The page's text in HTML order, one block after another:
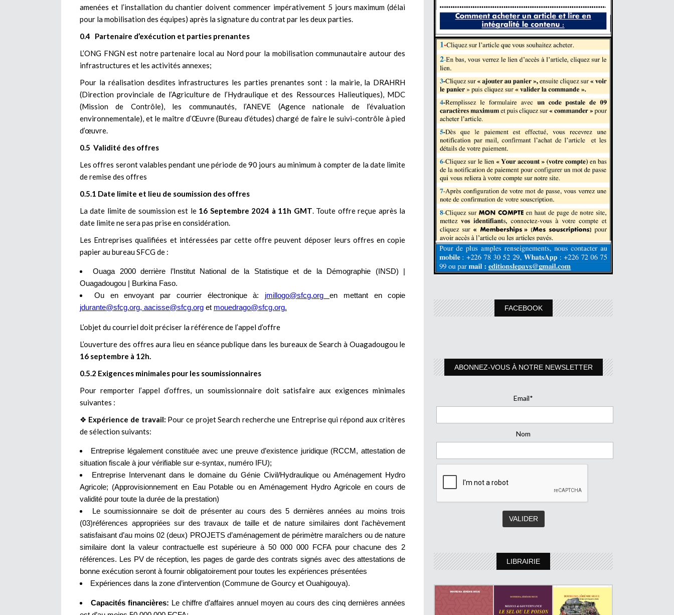
amenées et l’installation du chantier doivent commencer impérativement 5 jours maximum (délai
pour la mobilisation des équipes) après la signature du contrat par les deux parties.
0.4 Partenaire d’exécution et parties prenantes
L’ONG FNGN est notre partenaire local au Nord pour la mobilisation communautaire autour des
infrastructures et les activités annexes;
Pour la réalisation desdites infrastructures les parties prenantes sont : la mairie, la DRAHRH
(Direction provinciale de l’Agriculture de l’Hydraulique et des Ressources Halieutiques), MDC
(Mission de Contrôle), les communautés, l’ANEVE (Agence nationale de l’évaluation
environnementale), et le maître d’Œuvre (Bureau d’études) chargé de faire le suivi-contrôle à pied
d’œuvre.
0.5 Validité des offres
Les offres seront valables pendant une période de 90 jours au minimum à compter de la date limite
de remise des offres
0.5.1 Date limite et lieu de soumission des offres
La date limite de soumission est le 16 Septembre 2024 à 11h GMT. Toute offre reçue après la
date limite ne sera pas prise en considération.
Les Entreprises qualifiées et intéressées par cette offre peuvent déposer leurs offres en copie
papier au bureau SFCG de :
Ouaga 2000 derrière l’Institut National de la Statistique et de la Démographie (INSD) |
Ouagadougou | Burkina Faso.
Ou en envoyant par courrier électronique à: jmillogo@sfcg.org
en mettant en copie
jdurante@sfcg.org, aacisse@sfcg.org et mouedrago@sfcg.org.
L’objet du courriel doit préciser la référence de l’appel d’offre
L’ouverture des offres aura lieu en séance publique dans les bureaux de Search à Ouagadougou le
16 septembre à 12h.
0.5.2 Exigences minimales pour les soumissionnaires
Pour remporter l’appel d’offres, un soumissionnaire doit satisfaire aux exigences minimales
suivantes :
❖ Expérience de travail: Pour ce projet Search recherche une Entreprise qui répond aux critères
de sélection suivants:
Entreprise légalement constituée avec une preuve d’existence juridique (RCCM, attestation de
situation fiscale à jour vérifiable sur e-syntax, numéro IFU);
Entreprise Intervenant dans le domaine du Génie Civil/Hydraulique ou Aménagement Hydro
Agricole; (Approvisionnement en Eau Potable ou en Aménagement Hydro Agricole en cours de
validité pour toute la durée de la prestation)
Le soumissionnaire se doit de présenter au cours des 5 dernières années au moins trois
(03)références appropriées sur des travaux de taille et de nature similaires dont l’achèvement
satisfaisant d’au moins 02 (deux) PROJETS d’aménagement de périmètre maraîchers ou de nature
similaire dont la valeur contractuelle est supérieure à 50 000 000 FCFA pour chacune des 2
références. Les PV de réception, les pages de garde des contrats signés avec des attestations de
bonne exécution seront à fournir obligatoirement pour toutes les expériences présentées
Expériences dans la zone d’intervention (Commune de Gourcy et Ouahigouya).
Capacités financières: Le chiffre d’affaires annuel moyen au cours des cinq dernières années
FACEBOOK
ABONNEZ-VOUS À NOTRE NEWSLETTER
Email*
Nom
LIBRAIRIE